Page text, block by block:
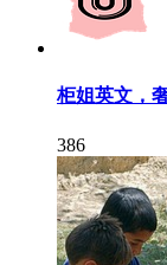
柜姐英文，
386